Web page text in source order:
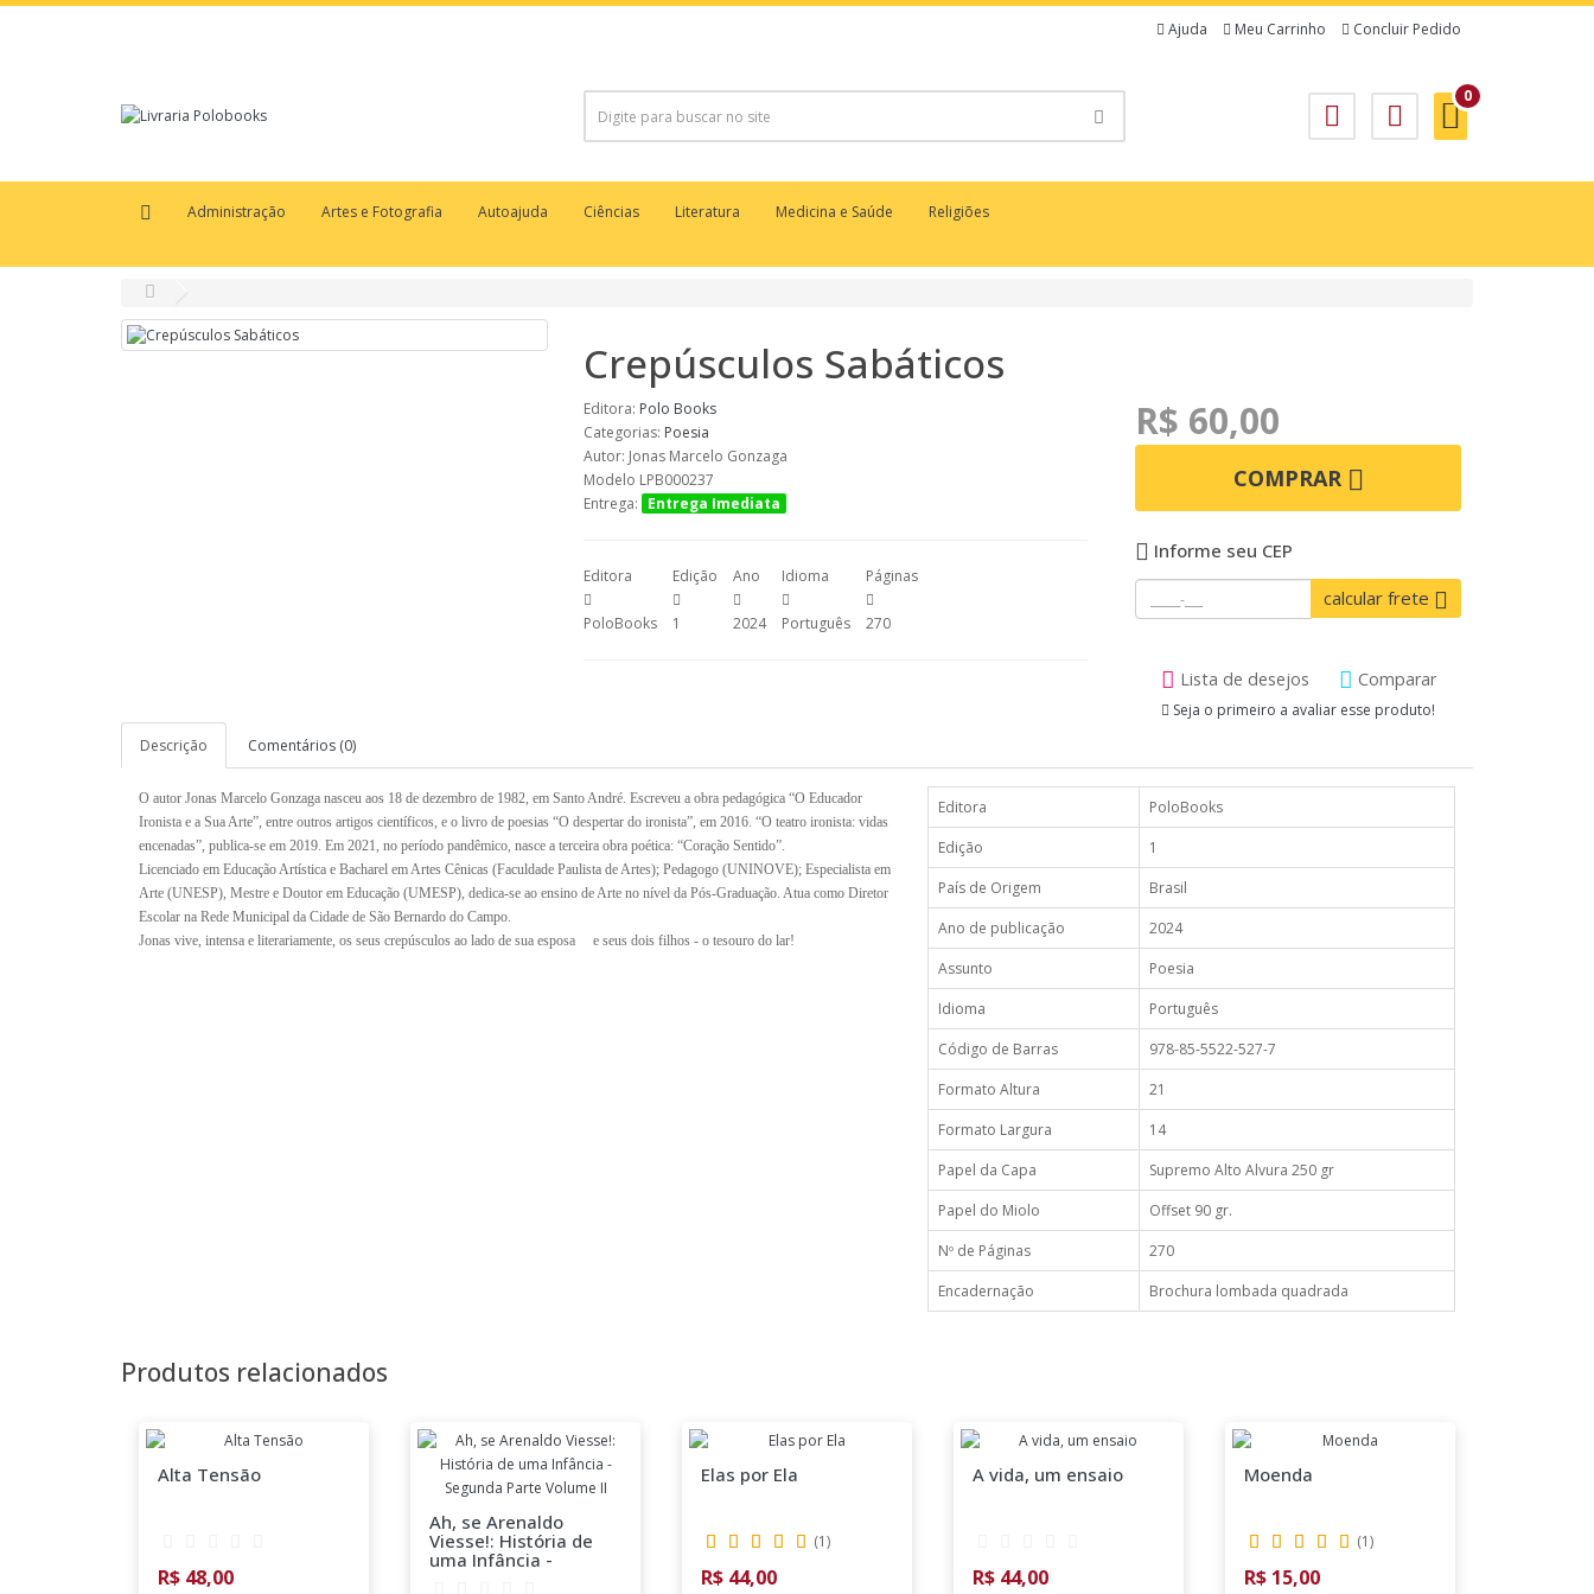
Ajuda Meu Carrinho Concluir Pedido
0
Administração Artes e Fotografia Autoajuda Ciências Literatura Medicina e Saúde Religiões
Crepúsculos Sabáticos
Editora: Polo Books
Categorias: Poesia
Autor: Jonas Marcelo Gonzaga
Modelo LPB000237
Entrega: Entrega Imediata
Editora
PoloBooks
Edição
1
Ano
2024
Idioma
Português
Páginas
270
R$ 60,00
COMPRAR
Informe seu CEP
calcular frete
Lista de desejos Comparar
Seja o primeiro a avaliar esse produto!
Descrição
Comentários (0)
O autor Jonas Marcelo Gonzaga nasceu aos 18 de dezembro de 1982, em Santo André. Escreveu a obra pedagógica “O Educador
Ironista e a Sua Arte”, entre outros artigos científicos, e o livro de poesias “O despertar do ironista”, em 2016. “O teatro ironista: vidas
encenadas”, publica-se em 2019. Em 2021, no período pandêmico, nasce a terceira obra poética: “Coração Sentido”.
Licenciado em Educação Artística e Bacharel em Artes Cênicas (Faculdade Paulista de Artes); Pedagogo (UNINOVE); Especialista em
Arte (UNESP), Mestre e Doutor em Educação (UMESP), dedica-se ao ensino de Arte no nível da Pós-Graduação. Atua como Diretor
Escolar na Rede Municipal da Cidade de São Bernardo do Campo.
Jonas vive, intensa e literariamente, os seus crepúsculos ao lado de sua esposa
e seus dois filhos - o tesouro do lar!
Editora
PoloBooks
Edição
1
País de Origem
Brasil
Ano de publicação
2024
Assunto
Poesia
Idioma
Português
Código de Barras
978-85-5522-527-7
Formato Altura
21
Formato Largura
14
Papel da Capa
Supremo Alto Alvura 250 gr
Papel do Miolo
Offset 90 gr.
Nº de Páginas
270
Encadernação
Brochura lombada quadrada
Produtos relacionados
Alta Tensão
R$ 48,00
Ah, se Arenaldo
Viesse!: História de
uma Infância -
Elas por Ela
(1)
R$ 44,00
A vida, um ensaio
R$ 44,00
Moenda
(1)
R$ 15,00